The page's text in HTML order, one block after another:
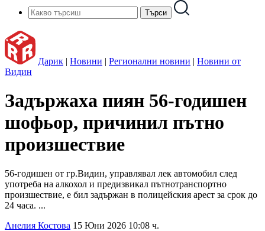
Дарик | Новини | Регионални новини | Новини от
Видин
Задържаха пиян 56-годишен
шофьор, причинил пътно
произшествие
56-годишен от гр.Видин, управлявал лек автомобил след
употреба на алкохол и предизвикал пътнотранспортно
произшествие, е бил задържан в полицейския арест за срок до
24 часа. ...
Анелия Костова 15 Юни 2026 10:08 ч.